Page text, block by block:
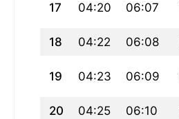
17 04:20 06:07
18 04:22 06:08
19 04:23 06:09
20 04:25 06:10